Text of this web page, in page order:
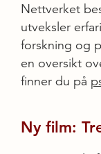
Nettverket
utveksler
forskning og
en oversikt
finner du på
Ny film: